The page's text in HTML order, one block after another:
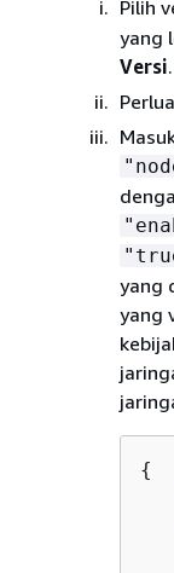
Pilih
yang
Versi.
yang
yang
{